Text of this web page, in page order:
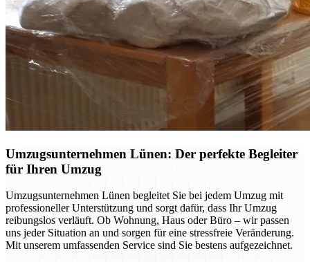
Umzugsunternehmen Lünen: Der perfekte Begleiter
für Ihren Umzug
Umzugsunternehmen Lünen begleitet Sie bei jedem Umzug mit
professioneller Unterstützung und sorgt dafür, dass Ihr Umzug
reibungslos verläuft. Ob Wohnung, Haus oder Büro – wir passen
uns jeder Situation an und sorgen für eine stressfreie Veränderung.
Mit unserem umfassenden Service sind Sie bestens aufgezeichnet.